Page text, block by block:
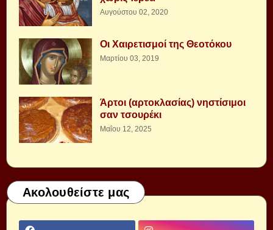
Αυγούστου 02, 2020
Οι Χαιρετισμοί της Θεοτόκου
Μαρτίου 03, 2019
Άρτοι (αρτοκλασίας) νηστίσιμοι
σαν τσουρέκι
Μαΐου 12, 2025
Ακολουθείστε μας